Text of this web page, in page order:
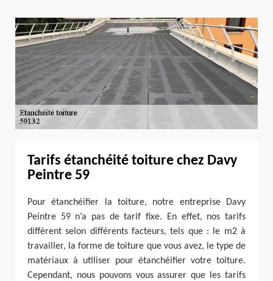
Tarifs étanchéité toiture chez Davy
Peintre 59
Pour étanchéifier la toiture, notre entreprise Davy
Peintre 59 n’a pas de tarif fixe. En effet, nos tarifs
diffèrent selon différents facteurs, tels que : le m2 à
travailler, la forme de toiture que vous avez, le type de
matériaux à utiliser pour étanchéifier votre toiture.
Cependant, nous pouvons vous assurer que les tarifs